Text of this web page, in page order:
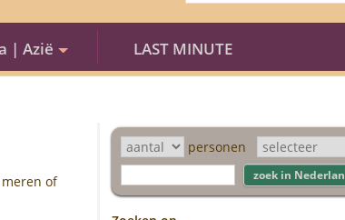
| Azië LAST MINUTE
of
personen